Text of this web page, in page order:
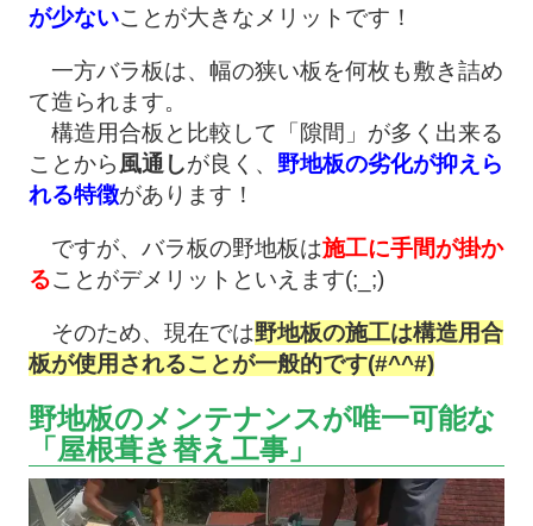
が少ないことが大きなメリットです！
一方バラ板は、幅の狭い板を何枚も敷き詰め
て造られます。
構造用合板と比較して「隙間」が多く出来る
ことから 風通しが良く、 野地板の劣化が抑えら
れる特徴があります！
ですが、バラ板の野地板は施工に手間が掛か
ることがデメリットといえます(;_;)
そのため、現在では野地板の施工は構造用合
板が使用されることが一般的です(#^^#)
野地板のメンテナンスが唯一可能な
「屋根葺き替え工事」